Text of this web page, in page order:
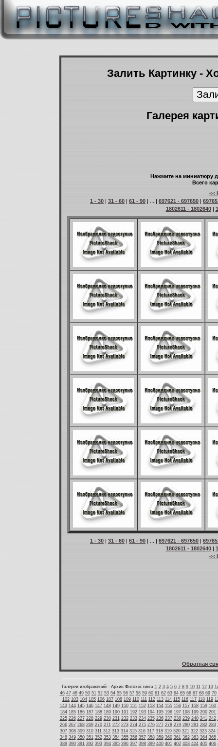
Залить Картинку -
Галерея
Нажмите на миниатюру
Всего
<<
1 - 30 | 31 - 60 | 61 - 90 | ... | 697621 - 697650 |
1802611 - 1802640|
1 - 30 | 31 - 60 | 61 - 90 | ... | 697621 - 697650 |
1802611 - 1802640|
<<
Обратная
Галереи изображений - Архив Фотохостинга 1 2 3 4 5 6 7 8 9 10 11 12 13
46 47 48 49 50 51 52 53 54 55 56 57 58 59 60 61 62 63 64 65 66 67 68 69 70
102 103 104 105 106 107 108 109 110 111 112 113 114 115 116 117 118 119
143 144 145 146 147 148 149 150 151 152 153 154 155 156 157 158 159 160
184 185 186 187 188 189 190 191 192 193 194 195 196 197 198 199 200 201
225 226 227 228 229 230 231 232 233 234 235 236 237 238 239 240 241 242
266 267 268 269 270 271 272 273 274 275 276 277 278 279 280 281 282 283
307 308 309 310 311 312 313 314 315 316 317 318 319 320 321 322 323 324
348 349 350 351 352 353 354 355 356 357 358 359 360 361 362 363 364 365
389 390 391 392 393 394 395 396 397 398 399 400 401 402 403 404 405 406